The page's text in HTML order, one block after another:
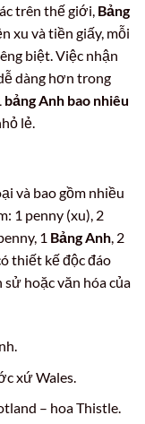
trên thế giới, Bảng
xu và tiền giấy, mỗi
biệt. Việc nhận
dàng hơn trong
bảng Anh bao nhiêu
lẻ.
và bao gồm nhiều
1 penny (xu), 2
1 Bảng Anh, 2
thiết kế độc đáo
hoặc văn hóa của
xứ Wales.
– hoa Thistle.